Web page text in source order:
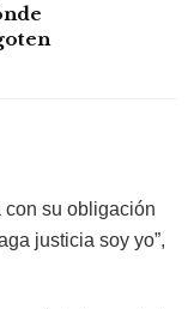
con su obligación
justicia soy yo”,